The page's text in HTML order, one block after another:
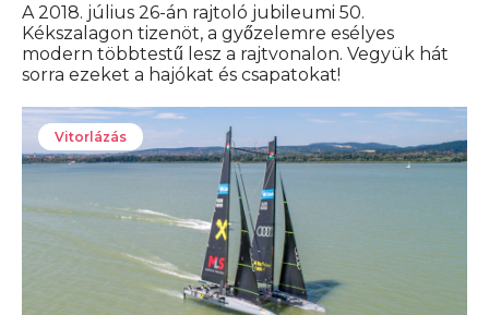
A 2018. július 26-án rajtoló jubileumi 50.
Kékszalagon tizenöt, a győzelemre esélyes
modern többtestű lesz a rajtvonalon. Vegyük hát
sorra ezeket a hajókat és csapatokat!
Vitorlázás